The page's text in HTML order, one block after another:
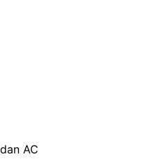
AC